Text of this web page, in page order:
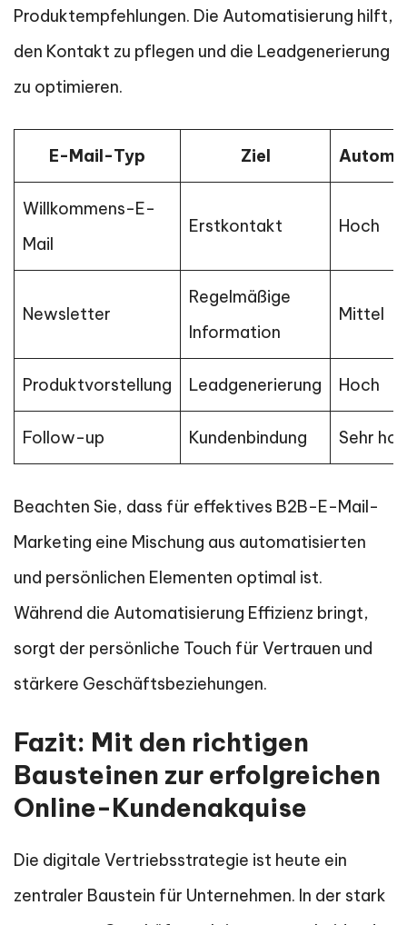
Produktempfehlungen. Die Automatisierung hilft,
den Kontakt zu pflegen und die Leadgenerierung
zu optimieren.
E-Mail-Typ Ziel
Willkommens-E-
Mail
Erstkontakt Hoch
Newsletter
Regelmäßige
Information
Mittel
Produktvorstellung Leadgenerierung Hoch
Follow-up Kundenbindung Sehr
Beachten Sie, dass für effektives B2B-E-Mail-
Marketing eine Mischung aus automatisierten
und persönlichen Elementen optimal ist.
Während die Automatisierung Effizienz bringt,
sorgt der persönliche Touch für Vertrauen und
stärkere Geschäftsbeziehungen.
Fazit: Mit den richtigen
Bausteinen zur erfolgreichen
Online-Kundenakquise
Die digitale Vertriebsstrategie ist heute ein
zentraler Baustein für Unternehmen. In der stark